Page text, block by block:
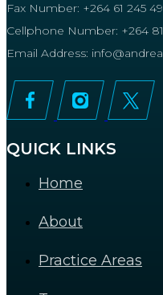
Fax Number: +264 61 245
Cellphone Number: +264
Email Address:
QUICK LINKS
Home
About
Practice Areas